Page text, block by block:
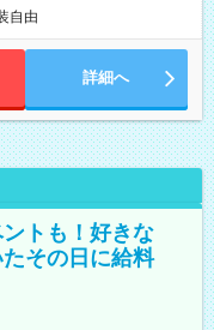
自由
詳細へ
トも！好きな
その日に給料